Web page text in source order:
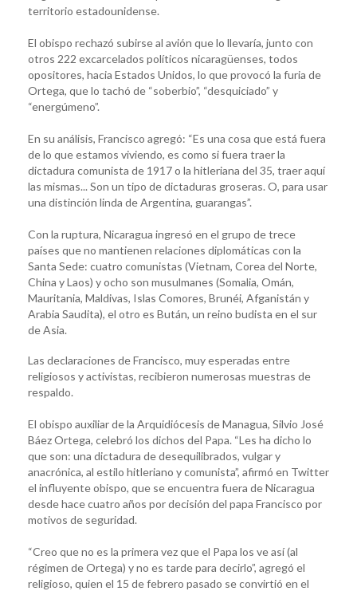
territorio estadounidense.
El obispo rechazó subirse al avión que lo llevaría, junto con
otros 222 excarcelados políticos nicaragüenses, todos
opositores, hacia Estados Unidos, lo que provocó la furia de
Ortega, que lo tachó de “soberbio”, “desquiciado” y
“energúmeno”.
En su análisis, Francisco agregó: “Es una cosa que está fuera
de lo que estamos viviendo, es como si fuera traer la
dictadura comunista de 1917 o la hitleriana del 35, traer aquí
las mismas... Son un tipo de dictaduras groseras. O, para usar
una distinción linda de Argentina, guarangas”.
Con la ruptura, Nicaragua ingresó en el grupo de trece
países que no mantienen relaciones diplomáticas con la
Santa Sede: cuatro comunistas (Vietnam, Corea del Norte,
China y Laos) y ocho son musulmanes (Somalia, Omán,
Mauritania, Maldivas, Islas Comores, Brunéi, Afganistán y
Arabia Saudita), el otro es Bután, un reino budista en el sur
de Asia.
Las declaraciones de Francisco, muy esperadas entre
religiosos y activistas, recibieron numerosas muestras de
respaldo.
El obispo auxiliar de la Arquidiócesis de Managua, Silvio José
Báez Ortega, celebró los dichos del Papa. “Les ha dicho lo
que son: una dictadura de desequilibrados, vulgar y
anacrónica, al estilo hitleriano y comunista”, afirmó en Twitter
el influyente obispo, que se encuentra fuera de Nicaragua
desde hace cuatro años por decisión del papa Francisco por
motivos de seguridad.
“Creo que no es la primera vez que el Papa los ve así (al
régimen de Ortega) y no es tarde para decirlo”, agregó el
religioso, quien el 15 de febrero pasado se convirtió en el